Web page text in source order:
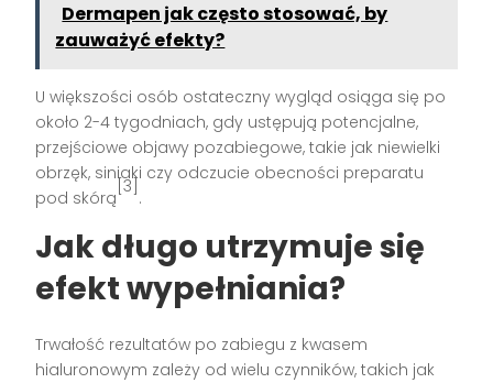
Dermapen jak często stosować, by
zauważyć efekty?
U większości osób ostateczny wygląd osiąga się po
około 2-4 tygodniach, gdy ustępują potencjalne,
przejściowe objawy pozabiegowe, takie jak niewielki
obrzęk, siniaki czy odczucie obecności preparatu
pod skórą
[3]
.
Jak długo utrzymuje się
efekt wypełniania?
Trwałość rezultatów po zabiegu z kwasem
hialuronowym zależy od wielu czynników, takich jak